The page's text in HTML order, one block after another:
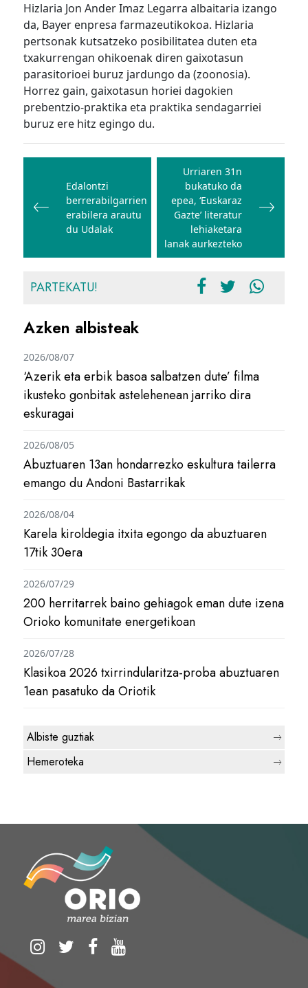
Hizlaria Jon Ander Imaz Legarra albaitaria izango
da, Bayer enpresa farmazeutikokoa. Hizlaria
pertsonak kutsatzeko posibilitatea duten eta
txakurrengan ohikoenak diren gaixotasun
parasitorioei buruz jardungo da (zoonosia).
Horrez gain, gaixotasun horiei dagokien
prebentzio-praktika eta praktika sendagarriei
buruz ere hitz egingo du.
Bidalketetan
nabigatu
Edalontzi
berrerabilgarrien
erabilera arautu
du Udalak
Urriaren 31n
bukatuko da
epea, ‘Euskaraz
Gazte’ literatur
lehiaketara
lanak aurkezteko
PARTEKATU!
Azken albisteak
‘Azerik eta erbik basoa salbatzen dute’ filma
ikusteko gonbitak astelehenean jarriko dira
eskuragai
2026/08/07
Abuztuaren 13an hondarrezko eskultura tailerra
emango du Andoni Bastarrikak
2026/08/05
Karela kiroldegia itxita egongo da abuztuaren
17tik 30era
2026/08/04
200 herritarrek baino gehiagok eman dute izena
Orioko komunitate energetikoan
2026/07/29
Klasikoa 2026 txirrindularitza-proba abuztuaren
1ean pasatuko da Oriotik
2026/07/28
Albiste guztiak
Hemeroteka